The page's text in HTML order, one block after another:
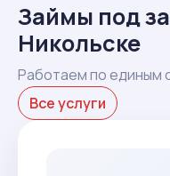
Займы под
Никольске
Работаем по единым
Все услуги